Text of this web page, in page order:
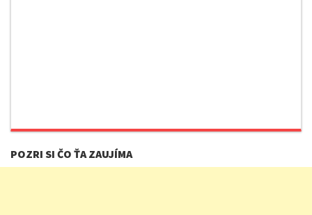
POZRI SI ČO ŤA ZAUJÍMA